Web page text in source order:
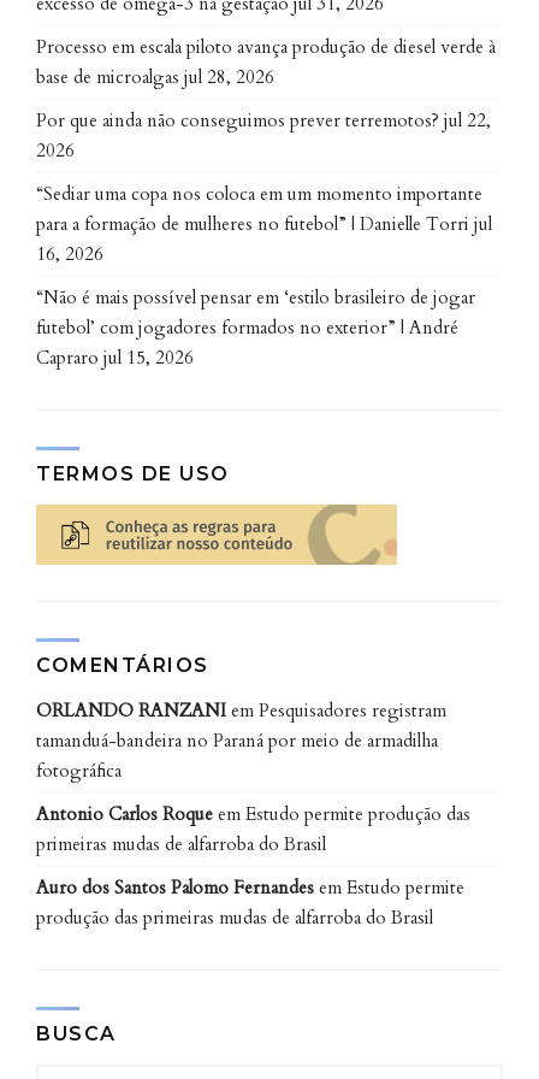
sistema que pressiona por seu desaparecimento. Em
contraponto, na Irlanda, as organizações coletivas
não são tão expressivas e predomina uma percepção
generalizada de que as mulheres não fazem parte do
universo agrário do país”, sinaliza a pesquisadora.
Guardiãs da natureza
Com seus quintais diversificados e tendo o cuidado
ambiental como princípio, as mulheres camponesas e
quilombolas se mostram guardiãs das sementes e da
diversidade no meio rural em suas relações de afeto e
a soberania alimentar.
“Agricultura é um modo de vida e a relação das
mulheres com suas roças e quintais vão muito além
‘Trabalho’, nesse contexto, é construção e
manutenção de vida”, define Renata que também
pesquisa: “por natureza, refiro-me a todas as
atividades efetuadas de forma não destrutiva ao
Processo em escala piloto avança produção de diesel verde à
base de microalgas jul 28, 2026
Por que ainda não conseguimos prever terremotos? jul 22,
2026
“Sediar uma copa nos coloca em um momento importante
para a formação de mulheres no futebol” | Danielle Torri jul
16, 2026
“Não é mais possível pensar em ‘estilo brasileiro de jogar
futebol’ com jogadores formados no exterior” | André
Capraro jul 15, 2026
TERMOS DE USO
COMENTÁRIOS
ORLANDO RANZANI em Pesquisadores registram
tamanduá-bandeira no Paraná por meio de armadilha
fotográfica
Antonio Carlos Roque em Estudo permite produção das
primeiras mudas de alfarroba do Brasil
Auro dos Santos Palomo Fernandes em Estudo permite
produção das primeiras mudas de alfarroba do Brasil
BUSCA